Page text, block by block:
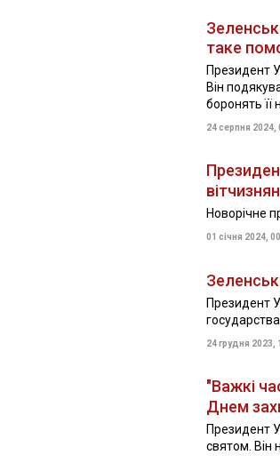
таке
Президент
Він
боронять її
24 серпня 2024,
Новорічне
01 січня 2024,
Президент
24 грудня 2023,
"Важкі
Днем
Президент
святом. Він